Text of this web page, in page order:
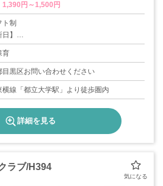
1,390円～1,500円
制
日】
祝日・年末年始（12/29-1/3）
育
目黒区お問い合わせください
横線「都立大学駅」より徒歩圏内
詳細を見る
ラブ/H394